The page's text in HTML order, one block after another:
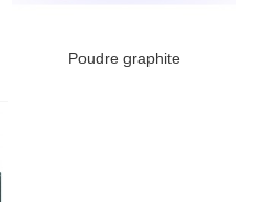
Poudre graphite